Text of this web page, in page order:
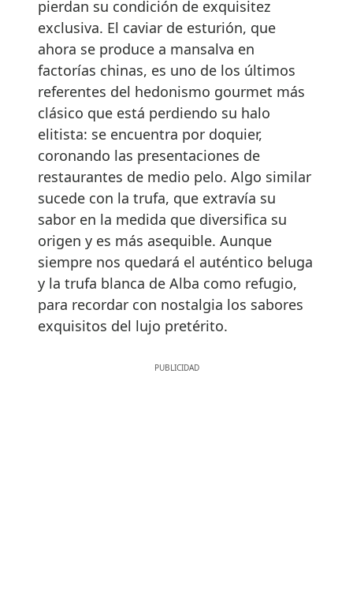
pierdan su condición de exquisitez
exclusiva. El caviar de esturión, que
ahora se produce a mansalva en
factorías chinas, es uno de los últimos
referentes del hedonismo gourmet más
clásico que está perdiendo su halo
elitista: se encuentra por doquier,
coronando las presentaciones de
restaurantes de medio pelo. Algo similar
sucede con la trufa, que extravía su
sabor en la medida que diversifica su
origen y es más asequible. Aunque
siempre nos quedará el auténtico beluga
y la trufa blanca de Alba como refugio,
para recordar con nostalgia los sabores
exquisitos del lujo pretérito.